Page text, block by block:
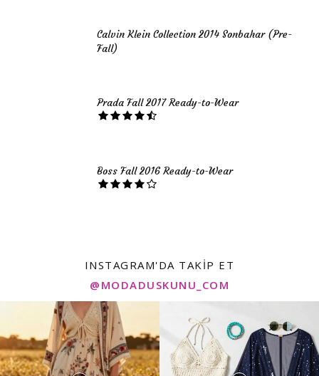
Calvin Klein Collection 2014 Sonbahar (Pre-
Fall)
Prada Fall 2017 Ready-to-Wear
Boss Fall 2016 Ready-to-Wear
INSTAGRAM'DA TAKIP ET
@MODADUSKUNU_COM